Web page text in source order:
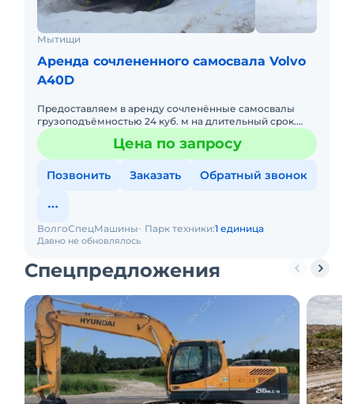
Мытищи
Аренда сочлененного самосвала Volvo
A40D
Предоставляем в аренду сочленённые самосвалы
грузоподъёмностью 24 куб. м на длительный срок.
Машинами управляют опытные операторы.Работаем
24 ч. в сутки.
Цена по запросу
Позвонить Заказать Обратный звонок
Давно не обновлялось
ВoлгоСпецМашины Парк техники:1 единица
Спецпредложения